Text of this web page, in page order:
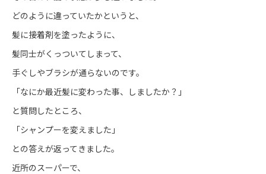
どのように違っていたかというと、
髪に接着剤を塗ったように、
髪同士がくっついてしまって、
手ぐしやブラシが通らないのです。
「なにか最近髪に変わった事、しましたか？」
と質問したところ、
「シャンプーを変えました」
との答えが返ってきました。
近所のスーパーで、